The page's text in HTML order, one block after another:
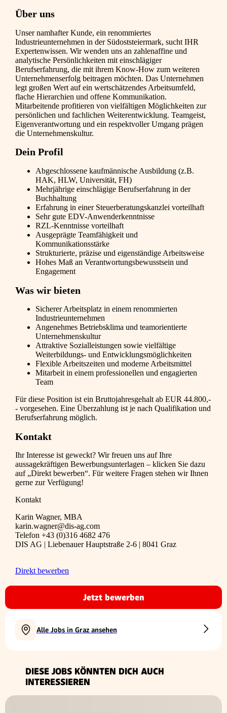
Über uns
Unser namhafter Kunde, ein renommiertes
Industrieunternehmen in der Südoststeiermark, sucht IHR
Expertenwissen. Wir wenden uns an zahlenaffine und
analytische Persönlichkeiten mit einschlägiger
Berufserfahrung, die mit ihrem Know-How zum weiteren
Unternehmenserfolg beitragen möchten. Das Unternehmen
legt großen Wert auf ein wertschätzendes Arbeitsumfeld,
flache Hierarchien und offene Kommunikation.
Mitarbeitende profitieren von vielfältigen Möglichkeiten zur
persönlichen und fachlichen Weiterentwicklung. Teamgeist,
Eigenverantwortung und ein respektvoller Umgang prägen
die Unternehmenskultur.
Dein Profil
Abgeschlossene kaufmännische Ausbildung (z.B.
HAK, HLW, Universität, FH)
Mehrjährige einschlägige Berufserfahrung in der
Buchhaltung
Erfahrung in einer Steuerberatungskanzlei vorteilhaft
Sehr gute EDV-Anwenderkenntnisse
RZL-Kenntnisse vorteilhaft
Ausgeprägte Teamfähigkeit und
Kommunikationsstärke
Strukturierte, präzise und eigenständige Arbeitsweise
Hohes Maß an Verantwortungsbewusstsein und
Engagement
Was wir bieten
Sicherer Arbeitsplatz in einem renommierten
Industrieunternehmen
Angenehmes Betriebsklima und teamorientierte
Unternehmenskultur
Attraktive Sozialleistungen sowie vielfältige
Weiterbildungs- und Entwicklungsmöglichkeiten
Flexible Arbeitszeiten und moderne Arbeitsmittel
Mitarbeit in einem professionellen und engagierten
Team
Für diese Position ist ein Bruttojahresgehalt ab EUR 44.800,-
- vorgesehen. Eine Überzahlung ist je nach Qualifikation und
Berufserfahrung möglich.
Kontakt
Ihr Interesse ist geweckt? Wir freuen uns auf Ihre
aussagekräftigen Bewerbungsunterlagen – klicken Sie dazu
auf „Direkt bewerben“. Für weitere Fragen stehen wir Ihnen
gerne zur Verfügung!
Kontakt
Karin Wagner, MBA
karin.wagner@dis-ag.com
Telefon +43 (0)316 4682 476
DIS AG | Liebenauer Hauptstraße 2-6 | 8041 Graz
Direkt bewerben
Jetzt bewerben
Alle Jobs in Graz ansehen
DIESE JOBS KÖNNTEN DICH AUCH
INTERESSIEREN